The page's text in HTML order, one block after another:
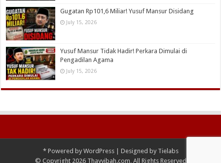
Gugatan Rp101,6 Miliar! Yusuf Mansur Disidang
July 15, 2026
Yusuf Mansur Tidak Hadir! Perkara Dimulai di
Pengadilan Agama
July 15, 2026
*Powered by WordPress| Designed by Tielabs
© Copyright 2026 Thayyibah.com, All Rights Reserved